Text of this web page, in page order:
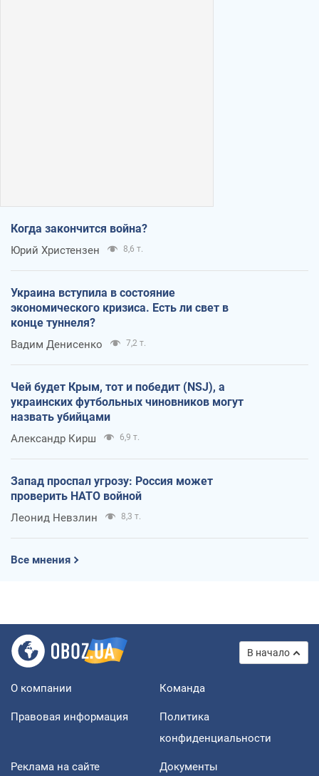
Когда закончится война?
Юрий Христензен 8,6 т.
Украина вступила в состояние
экономического кризиса. Есть ли свет в
конце туннеля?
Вадим Денисенко 7,2 т.
Чей будет Крым, тот и победит (NSJ), а
украинских футбольных чиновников могут
назвать убийцами
Александр Кирш 6,9 т.
Запад проспал угрозу: Россия может
проверить НАТО войной
Леонид Невзлин 8,3 т.
Все мнения
В начало
О компании Команда
Правовая информация
Политика
конфиденциальности
Реклама на сайте Документы